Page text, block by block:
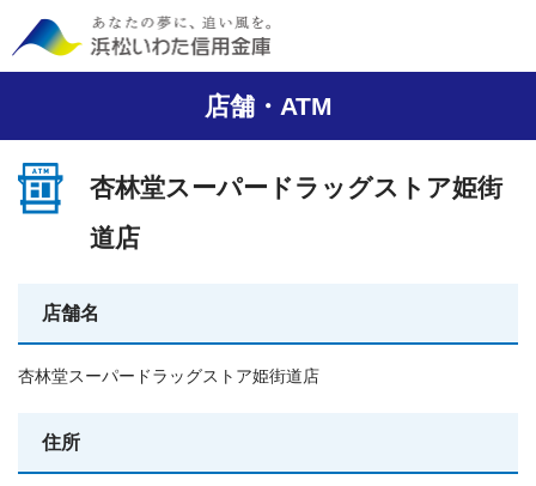
店舗・ATM
杏林堂スーパードラッグストア姫街
道店
店舗名
杏林堂スーパードラッグストア姫街道店
住所